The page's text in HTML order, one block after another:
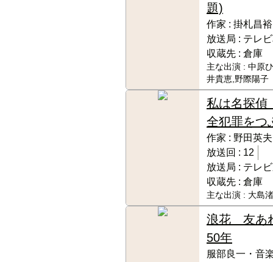
題)
作家 : 掛札昌裕
放送局 : テレ
収蔵先 : 倉庫
主な出演 : 中原
井貴恵,野際陽子
私は名探
全犯罪をつ
作家 : 野田英
放送回 : 12
放送局 : テレ
収蔵先 : 倉庫
主な出演 : 大島
浪花 友あ
50年
服部良一・音